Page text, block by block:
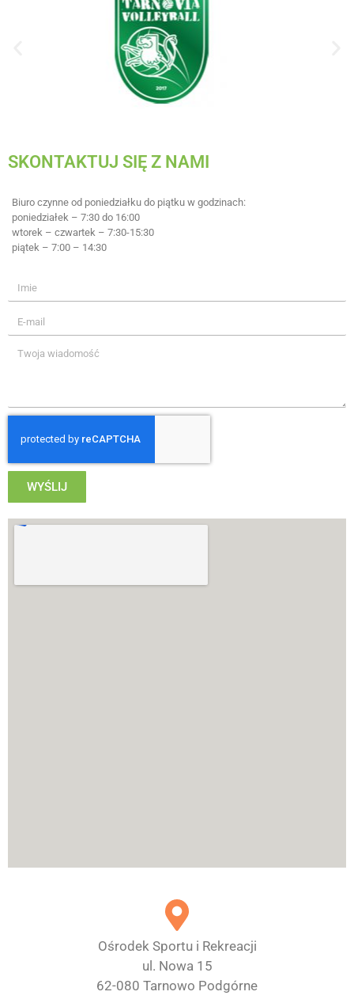
SKONTAKTUJ SIĘ Z NAMI
Biuro czynne od poniedziałku do piątku w godzinach:
poniedziałek – 7:30 do 16:00
wtorek – czwartek – 7:30-15:30
piątek – 7:00 – 14:30
WYŚLIJ
Ośrodek Sportu i Rekreacji
ul. Nowa 15
62-080 Tarnowo Podgórne